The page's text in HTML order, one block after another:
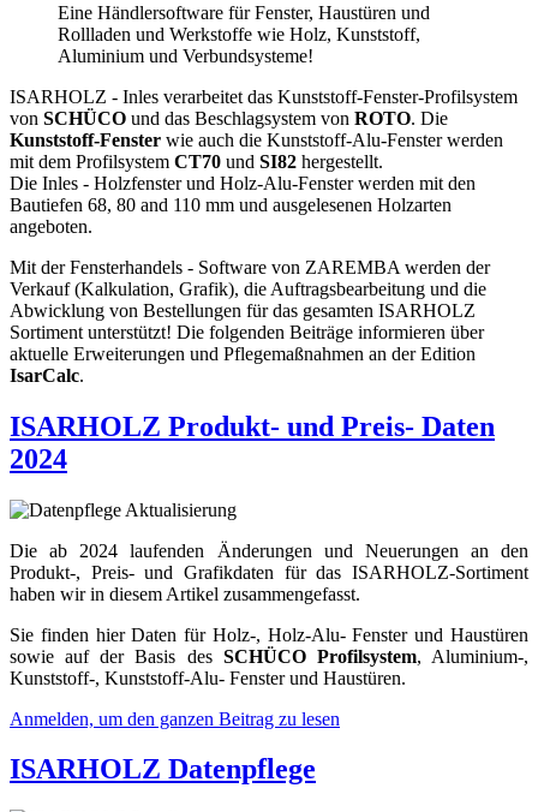
Eine Händlersoftware für Fenster, Haustüren und
Rollladen und Werkstoffe wie Holz, Kunststoff,
Aluminium und Verbundsysteme!
ISARHOLZ - Inles verarbeitet das Kunststoff-Fenster-Profilsystem
von SCHÜCO und das Beschlagsystem von ROTO. Die
Kunststoff-Fenster wie auch die Kunststoff-Alu-Fenster werden
mit dem Profilsystem CT70 und SI82 hergestellt.
Die Inles - Holzfenster und Holz-Alu-Fenster werden mit den
Bautiefen 68, 80 and 110 mm und ausgelesenen Holzarten
angeboten.
Mit der Fensterhandels - Software von ZAREMBA werden der
Verkauf (Kalkulation, Grafik), die Auftragsbearbeitung und die
Abwicklung von Bestellungen für das gesamten ISARHOLZ
Sortiment unterstützt! Die folgenden Beiträge informieren über
aktuelle Erweiterungen und Pflegemaßnahmen an der Edition
IsarCalc.
ISARHOLZ Produkt- und Preis- Daten
2024
Die ab 2024 laufenden Änderungen und Neuerungen an den
Produkt-, Preis- und Grafikdaten für das ISARHOLZ-Sortiment
haben wir in diesem Artikel zusammengefasst.
Sie finden hier Daten für Holz-, Holz-Alu- Fenster und Haus­türen
sowie auf der Basis des SCHÜCO Profilsystem, Alu­minium-,
Kunststoff-, Kunststoff-Alu- Fenster und Haustüren.
Anmelden, um den ganzen Beitrag zu lesen
ISARHOLZ Datenpflege